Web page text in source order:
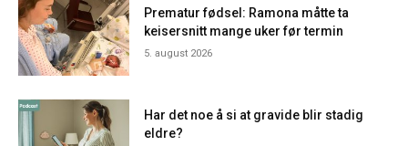
Prematur fødsel: Ramona måtte ta
keisersnitt mange uker før termin
5. august 2026
Har det noe å si at gravide blir stadig
eldre?